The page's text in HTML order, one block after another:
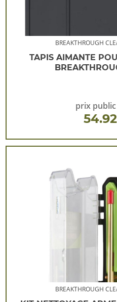
BREAKTHROUGH
TAPIS AIMANTE
prix
BREAKTHROUGH